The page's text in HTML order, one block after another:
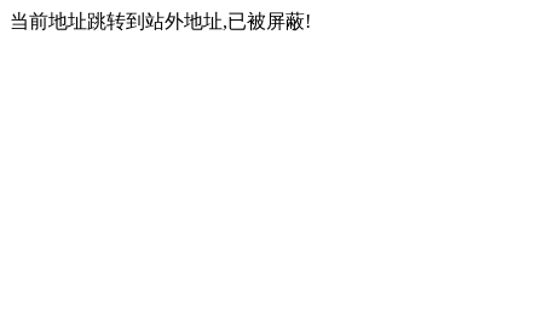
当前地址跳转到站外地址,已被屏蔽!